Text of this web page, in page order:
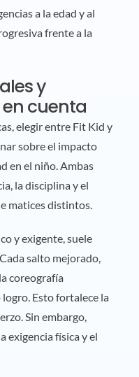
a la edad y al
frente a la
y
cuenta
elegir entre Fit Kid y
sobre el impacto
en el niño. Ambas
la disciplina y el
matices distintos.
y exigente, suele
salto mejorado,
coreografía
Esto fortalece la
Sin embargo,
exigencia física y el